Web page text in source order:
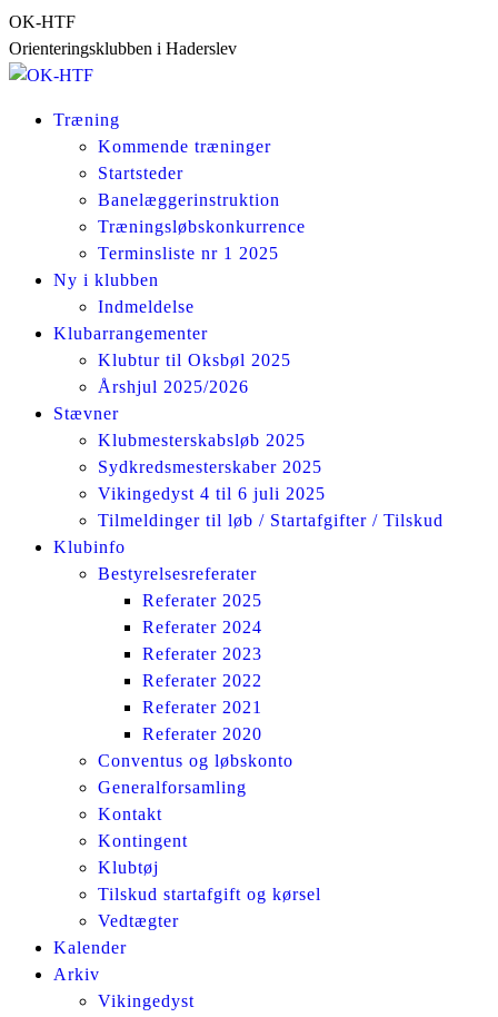
Skip
to
content
OK-HTF
Orienteringsklubben i Haderslev
Træning
Kommende træninger
Startsteder
Banelæggerinstruktion
Træningsløbskonkurrence
Terminsliste nr 1 2025
Ny i klubben
Indmeldelse
Klubarrangementer
Klubtur til Oksbøl 2025
Årshjul 2025/2026
Stævner
Klubmesterskabsløb 2025
Sydkredsmesterskaber 2025
Vikingedyst 4 til 6 juli 2025
Tilmeldinger til løb / Startafgifter / Tilskud
Klubinfo
Bestyrelsesreferater
Referater 2025
Referater 2024
Referater 2023
Referater 2022
Referater 2021
Referater 2020
Conventus og løbskonto
Generalforsamling
Kontakt
Kontingent
Klubtøj
Tilskud startafgift og kørsel
Vedtægter
Kalender
Arkiv
Vikingedyst